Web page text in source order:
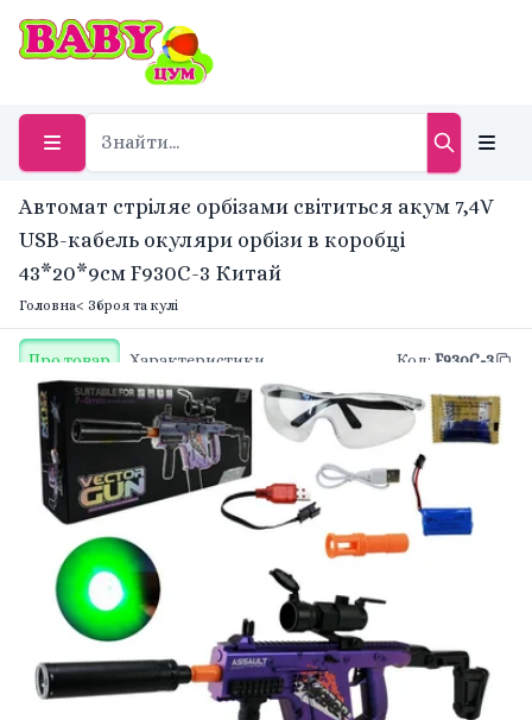
Автомат стріляє орбізами світиться акум 7,4V
USB-кабель окуляри орбізи в коробці
43*20*9см F930C-3 Китай
Головна< Зброя та кулі
Про товар Характеристики Код: F930C-3